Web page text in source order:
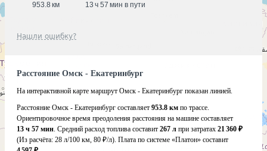
953.8 км 13 ч 57 мин в пути
Нашли ошибку?
Расстояние Омск - Екатеринбург
На интерактивной карте маршрут Омск - Екатеринбург показан линией.
Расстояние Омск - Екатеринбург составляет 953.8 км по трассе.
Ориентировочное время преодоления расстояния на машине составляет
13 ч 57 мин. Средний расход топлива составит 267 л при затратах 21 360 ₽
(Из расчёта: 28 л/100 км, 80 ₽/л). Плата по системе «Платон» составит